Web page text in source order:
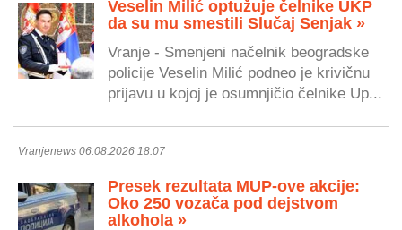
Veselin Milić optužuje čelnike UKP
da su mu smestili Slučaj Senjak »
Vranje - Smenjeni načelnik beogradske
policije Veselin Milić podneo je krivičnu
prijavu u kojoj je osumnjičio čelnike Up...
Vranjenews 06.08.2026 18:07
Presek rezultata MUP-ove akcije:
Oko 250 vozača pod dejstvom
alkohola »